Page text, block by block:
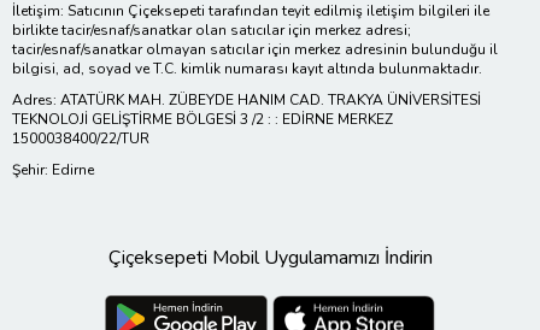
İletişim: Satıcının Çiçeksepeti tarafından teyit edilmiş iletişim bilgileri ile
birlikte tacir/esnaf/sanatkar olan satıcılar için merkez adresi;
tacir/esnaf/sanatkar olmayan satıcılar için merkez adresinin bulunduğu il
bilgisi, ad, soyad ve T.C. kimlik numarası kayıt altında bulunmaktadır.
Adres: ATATÜRK MAH. ZÜBEYDE HANIM CAD. TRAKYA ÜNİVERSİTESİ
TEKNOLOJİ GELİŞTİRME BÖLGESİ 3 /2 : : EDİRNE MERKEZ
1500038400/22/TUR
Şehir: Edirne
Çiçeksepeti Mobil Uygulamamızı İndirin